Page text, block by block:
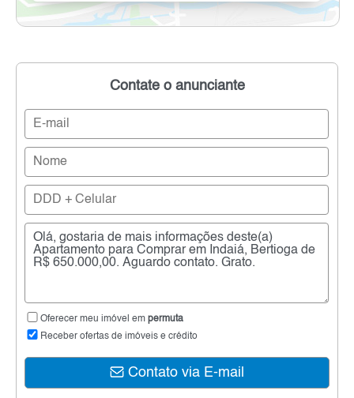
Contate o anunciante
Oferecer meu imóvel em permuta
Receber ofertas de imóveis e crédito
Contato via E-mail